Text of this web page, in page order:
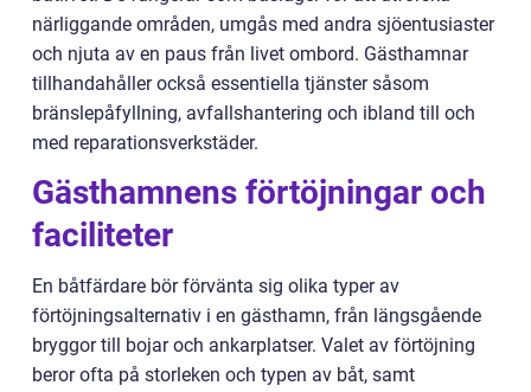
närliggande områden, umgås med andra sjöentusiaster
och njuta av en paus från livet ombord. Gästhamnar
tillhandahåller också essentiella tjänster såsom
bränslepåfyllning, avfallshantering och ibland till och
med reparationsverkstäder.
Gästhamnens förtöjningar och
faciliteter
En båtfärdare bör förvänta sig olika typer av
förtöjningsalternativ i en gästhamn, från längsgående
bryggor till bojar och ankarplatser. Valet av förtöjning
beror ofta på storleken och typen av båt, samt